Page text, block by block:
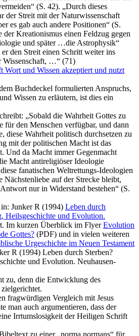
(S. 42). „Durch dieses
der Streit mit der Naturwissenschaft
es gab auch andere Positionen“ (S.
der Kreationismus einen Feldzug gegen
und später …die Astrophysik“
den Streit einen Schritt weiter ins
Wissenschaft, …“ (71)
Wort und Wissen akzeptiert und nutzt
Buchdeckel formulierten Anspruchs,
Wissen zu erläutern, ist dies ein
„Sobald die Wahrheit Gottes zu
für den Menschen verfügbar, und dann
diese Wahrheit politisch durchsetzen zu
mit der politischen Macht ist das
Und da Macht immer Gegenmacht
Macht antireligiöser Ideologie
fanatischen Weltrettungs-Ideologien
Nächstenliebe auf der Strecke bleibt,
nur in Widerstand bestehen“ (S.
Junker R (1994) Leben durch
Heilsgeschichte und Evolution.
Im kurzen Überblick im FlyerEvolution
Gottes? (PDF) und in vielen weiteren
Urgeschichte im Neuen Testament
R (1994) Leben durch Sterben?
und Evolution. Neuhausen-
zu, denn die Entwicklung des
fragwürdigen Vergleich mit Jesus
man auch argumentieren, dass der
Irrtumslosigkeit der Heiligen Schrift
zu einer „norma normans“ für